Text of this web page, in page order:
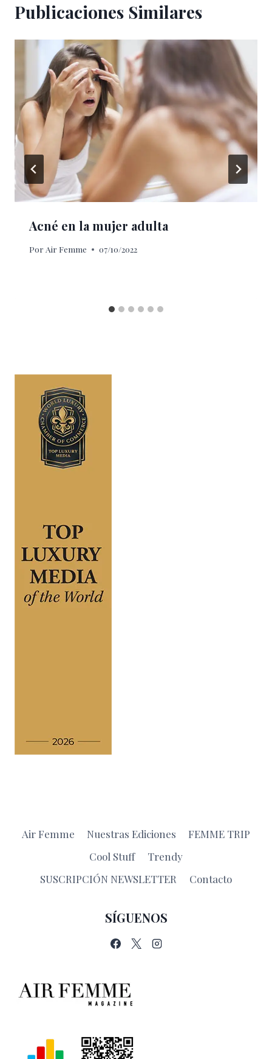
Publicaciones Similares
Acné en la mujer adulta
Por Air Femme 07/10/2022
Air Femme Nuestras Ediciones
FEMME TRIP
Cool Stuff
Trendy
SUSCRIPCIÓN NEWSLETTER
Contacto
SÍGUENOS